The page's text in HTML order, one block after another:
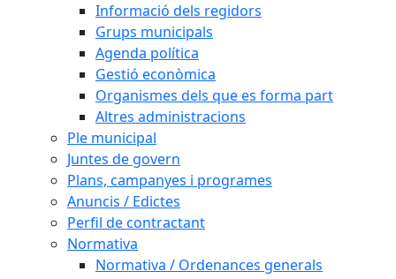
Informació dels regidors
Grups municipals
Agenda política
Gestió econòmica
Organismes dels que es forma part
Altres administracions
Ple municipal
Juntes de govern
Plans, campanyes i programes
Anuncis / Edictes
Perfil de contractant
Normativa
Normativa / Ordenances generals